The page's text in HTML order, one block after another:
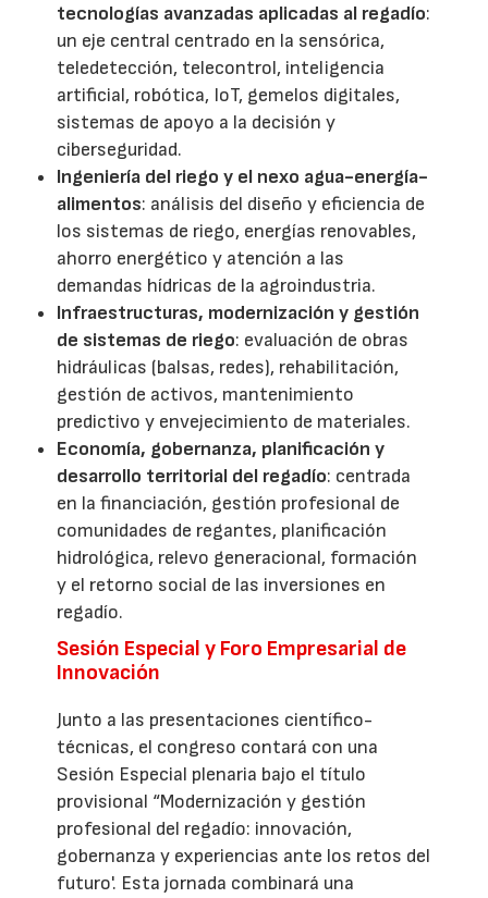
tecnologías avanzadas aplicadas al regadío:
un eje central centrado en la sensórica,
teledetección, telecontrol, inteligencia
artificial, robótica, IoT, gemelos digitales,
sistemas de apoyo a la decisión y
ciberseguridad.
Ingeniería del riego y el nexo agua-energía-
alimentos: análisis del diseño y eficiencia de
los sistemas de riego, energías renovables,
ahorro energético y atención a las
demandas hídricas de la agroindustria.
Infraestructuras, modernización y gestión
de sistemas de riego: evaluación de obras
hidráulicas (balsas, redes), rehabilitación,
gestión de activos, mantenimiento
predictivo y envejecimiento de materiales.
Economía, gobernanza, planificación y
desarrollo territorial del regadío: centrada
en la financiación, gestión profesional de
comunidades de regantes, planificación
hidrológica, relevo generacional, formación
y el retorno social de las inversiones en
regadío.
Sesión Especial y Foro Empresarial de
Innovación
Junto a las presentaciones científico-
técnicas, el congreso contará con una
Sesión Especial plenaria bajo el título
provisional “Modernización y gestión
profesional del regadío: innovación,
gobernanza y experiencias ante los retos del
futuro'. Esta jornada combinará una